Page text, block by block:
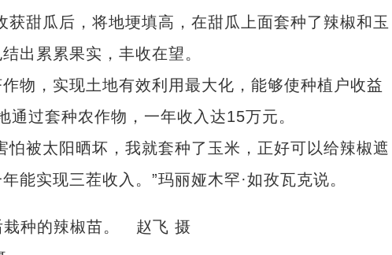
获甜瓜后，将地埂填高，在甜瓜上面套种了辣椒和玉
出累累果实，丰收在望。
，实现土地有效利用最大化，能够使种植户收益
过套种农作物，一年收入达15万元。
被太阳晒坏，我就套种了玉米，正好可以给辣椒遮
能实现三茬收入。”玛丽娅木罕·如孜瓦克说。